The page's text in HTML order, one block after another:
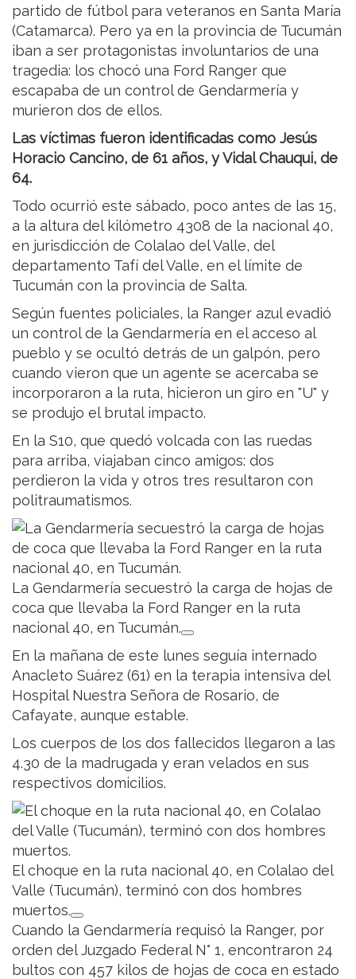
partido de fútbol para veteranos en Santa María
(Catamarca). Pero ya en la provincia de Tucumán
iban a ser protagonistas involuntarios de una
tragedia: los chocó una Ford Ranger que
escapaba de un control de Gendarmería y
murieron dos de ellos.
Las víctimas fueron identificadas como Jesús
Horacio Cancino, de 61 años, y Vidal Chauqui, de
64.
Todo ocurrió este sábado, poco antes de las 15,
a la altura del kilómetro 4308 de la nacional 40,
en jurisdicción de Colalao del Valle, del
departamento Tafí del Valle, en el límite de
Tucumán con la provincia de Salta.
Según fuentes policiales, la Ranger azul evadió
un control de la Gendarmería en el acceso al
pueblo y se ocultó detrás de un galpón, pero
cuando vieron que un agente se acercaba se
incorporaron a la ruta, hicieron un giro en "U" y
se produjo el brutal impacto.
En la S10, que quedó volcada con las ruedas
para arriba, viajaban cinco amigos: dos
perdieron la vida y otros tres resultaron con
politraumatismos.
La Gendarmería secuestró la carga de hojas de
coca que llevaba la Ford Ranger en la ruta
nacional 40, en Tucumán.
En la mañana de este lunes seguía internado
Anacleto Suárez (61) en la terapia intensiva del
Hospital Nuestra Señora de Rosario, de
Cafayate, aunque estable.
Los cuerpos de los dos fallecidos llegaron a las
4.30 de la madrugada y eran velados en sus
respectivos domicilios.
El choque en la ruta nacional 40, en Colalao del
Valle (Tucumán), terminó con dos hombres
muertos.
Cuando la Gendarmería requisó la Ranger, por
orden del Juzgado Federal N° 1, encontraron 24
bultos con 457 kilos de hojas de coca en estado